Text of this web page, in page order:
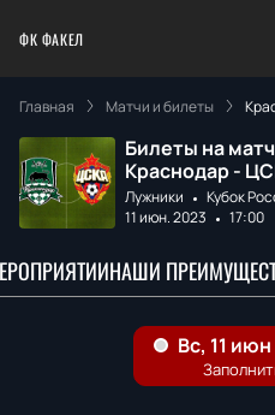
ФК ФАКЕЛ
Главная Матчи и билеты
Билеты на
Краснодар -
Лужники Кубок
11 июн. 2023
17:00
НАШИ